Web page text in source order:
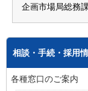
企画市場局総務
相談・手続・採用
各種窓口のご案内